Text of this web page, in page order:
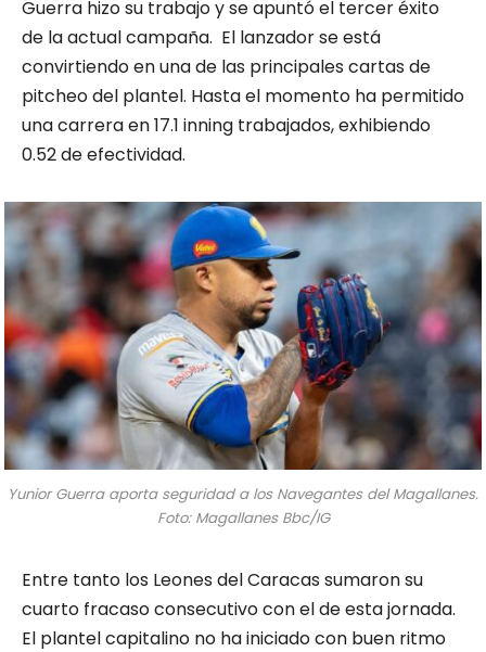
Guerra hizo su trabajo y se apuntó el tercer éxito
de la actual campaña. El lanzador se está
convirtiendo en una de las principales cartas de
pitcheo del plantel. Hasta el momento ha permitido
una carrera en 17.1 inning trabajados, exhibiendo
0.52 de efectividad.
Yunior Guerra aporta seguridad a los Navegantes del Magallanes.
Foto: Magallanes Bbc/IG
Entre tanto los Leones del Caracas sumaron su
cuarto fracaso consecutivo con el de esta jornada.
El plantel capitalino no ha iniciado con buen ritmo